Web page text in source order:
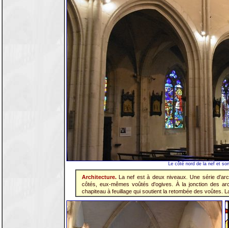
Le côté nord de la nef et
Architecture.La nef est à deux niveaux. Une série
côtés, eux-mêmes voûtés d'ogives. À la jonction des
chapiteau à feuillage qui soutient la retombée des voûtes.